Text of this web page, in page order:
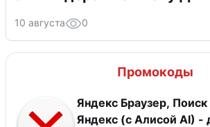
10 августа 0
Промокоды
Яндекс Браузер,
Яндекс (с Алисой AI) -